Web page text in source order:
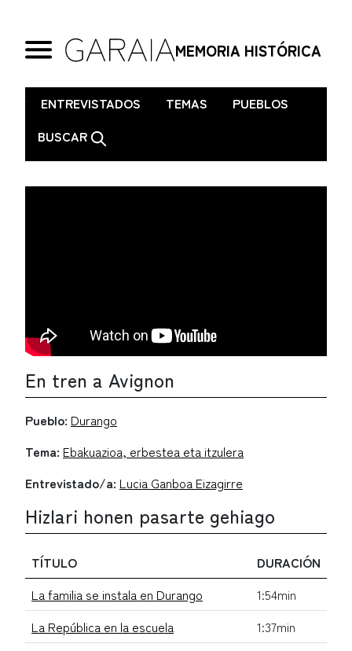
MEMORIA HISTÓRICA
. ENTREVISTADOS TEMAS
PUEBLOS
BUSCAR
En tren a Avignon
Pueblo: Durango
Tema: Ebakuazioa, erbestea eta itzulera
Entrevistado/a: Lucia Ganboa Eizagirre
Hizlari honen pasarte gehiago
TÍTULO
DURACIÓN
La familia se instala en Durango
1:54min
La República en la escuela
1:37min